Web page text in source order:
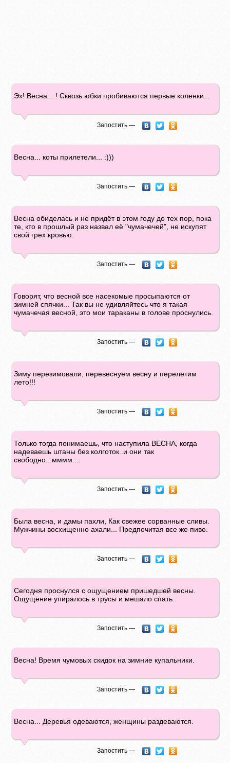
Эх! Весна... ! Сквозь юбки пробиваются первые коленки...
Запостить —
Весна... коты прилетели... :)))
Запостить —
Весна обиделась и не придёт в этом году до тех пор, пока
те, кто в прошлый раз назвал её "чумачечей", не искупят
свой грех кровью.
Запостить —
Говорят, что весной все насекомые просыпаются от
зимней спячки... Так вы не удивляйтесь что я такая
чумачечая весной, это мои тараканы в голове проснулись.
Запостить —
Зиму перезимовали, перевеснуем весну и перелетим
лето!!!
Запостить —
Только тогда понимаешь, что наступила ВЕСНА, когда
надеваешь штаны без колготок..и они так
свободно...мммм....
Запостить —
Была весна, и дамы пахли, Как свежее сорванные сливы.
Мужчины восхищенно ахали... Предпочитая все же пиво.
Запостить —
Сегодня проснулся с ощущением пришедшей весны.
Ощущение упиралось в трусы и мешало спать.
Запостить —
Весна! Время чумовых скидок на зимние купальники.
Запостить —
Весна... Деревья одеваются, женщины раздеваются.
Запостить —